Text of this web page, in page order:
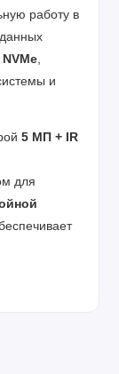
работу в
и
5 МП + IR
для